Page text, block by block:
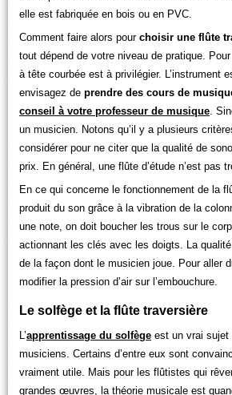
elle est fabriquée en bois ou en PVC.
Comment faire alors pourchoisir une flûte
tout dépend de votre niveau de pratique.
à tête courbée est à privilégier. L’instrument
envisagez deprendre des cours de
conseil à votre professeur de musique.
un musicien. Notons qu’il y a plusieurs
considérer pour ne citer que la qualité de
prix. En général, une flûte d’étude n’est pas
En ce qui concerne le fonctionnement de la
produit du son grâce à la vibration de la
une note, on doit boucher les trous sur le
actionnant les clés avec les doigts. La
de la façon dont le musicien joue. Pour aller
modifier la pression d’air sur l’embouchure.
Le solfège et la flûte traversière
L’apprentissage du solfège est un vrai sujet
musiciens. Certains d’entre eux sont
vraiment utile. Mais pour les flûtistes qui
grandes œuvres, la théorie musicale est